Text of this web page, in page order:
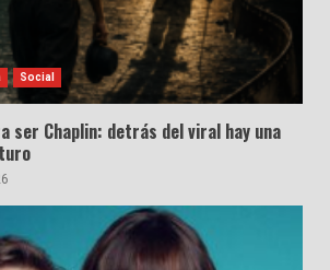
Social
ser Chaplin: detrás del viral hay una